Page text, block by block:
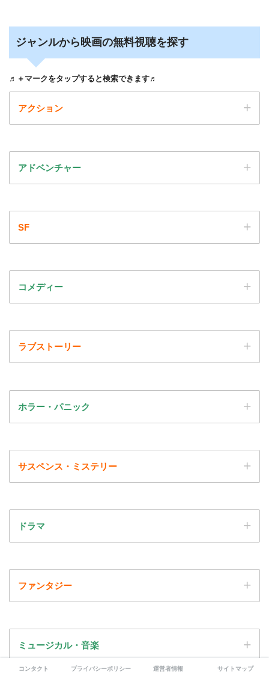
ジャンルから映画の無料視聴を探す
♬＋マークをタップすると検索できます♬
アクション
アドベンチャー
SF
コメディー
ラブストーリー
ホラー・パニック
サスペンス・ミステリー
ドラマ
ファンタジー
ミュージカル・音楽
コンタクト プライバシーポリシー 運営者情報 サイトマップ